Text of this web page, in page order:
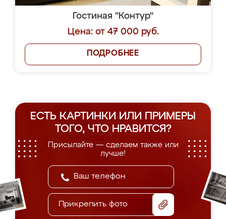
Гостиная "Контур"
Цена: от 47 000 руб.
ПОДРОБНЕЕ
ЕСТЬ КАРТИНКИ ИЛИ ПРИМЕРЫ
ТОГО, ЧТО НРАВИТСЯ?
Присылайте — сделаем также или
лучше!
Прикрепить фото